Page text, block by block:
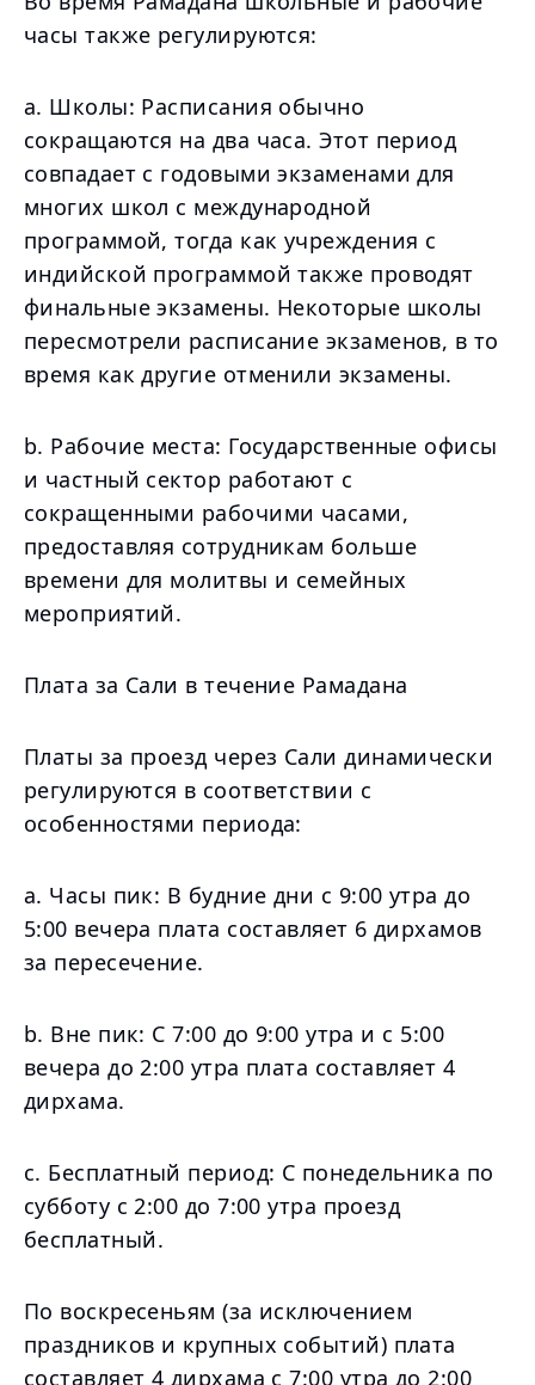
часы также регулируются:
a. Школы: Расписания обычно
сокращаются на два часа. Этот период
совпадает с годовыми экзаменами для
многих школ с международной
программой, тогда как учреждения с
индийской программой также проводят
финальные экзамены. Некоторые школы
пересмотрели расписание экзаменов, в то
время как другие отменили экзамены.
b. Рабочие места: Государственные офисы
и частный сектор работают с
сокращенными рабочими часами,
предоставляя сотрудникам больше
времени для молитвы и семейных
мероприятий.
Плата за Сали в течение Рамадана
Платы за проезд через Сали динамически
регулируются в соответствии с
особенностями периода:
a. Часы пик: В будние дни с 9:00 утра до
5:00 вечера плата составляет 6 дирхамов
за пересечение.
b. Вне пик: С 7:00 до 9:00 утра и с 5:00
вечера до 2:00 утра плата составляет 4
дирхама.
c. Бесплатный период: С понедельника по
субботу с 2:00 до 7:00 утра проезд
бесплатный.
По воскресеньям (за исключением
праздников и крупных событий) плата
составляет 4 дирхама с 7:00 утра до 2:00